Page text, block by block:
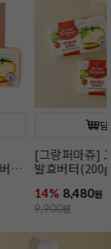
터
[그랑퍼마쥬]
발효버터
15% 8,480원
9,990원